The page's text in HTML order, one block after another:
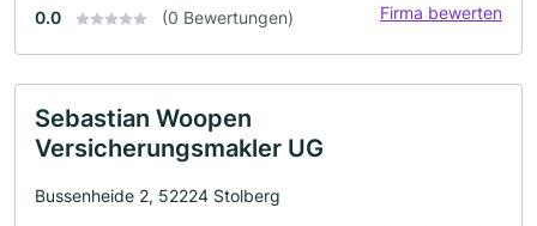
0.0 (0 Bewertungen) Firma bewerten
Sebastian Woopen
Versicherungsmakler UG
Bussenheide 2, 52224 Stolberg